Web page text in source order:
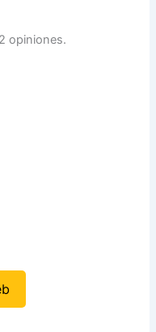
opiniones.